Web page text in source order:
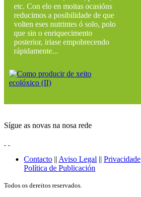
etc. Con elo en moitas ocasións
reducimos a posibilidade de que
volten eses nutrintes ó solo, polo
que sin o enriquecimento
posterior, iriase empobrecendo
rápidamente...
Sígue as novas na nosa rede
Contacto || Aviso Legal || Privacidade
Política de Publicación
Todos os dereitos reservados.